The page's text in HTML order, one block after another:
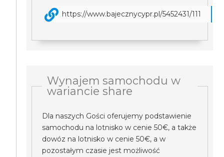
https://www.bajecznycypr.pl/5452431/111
Wynajem samochodu w
wariancie share
Dla naszych Gości oferujemy podstawienie
samochodu na lotnisko w cenie 50€, a także
dowóz na lotnisko w cenie 50€, a w
pozostałym czasie jest możliwość